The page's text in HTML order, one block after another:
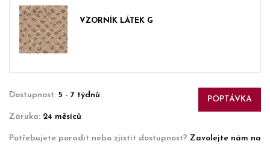
VZORNÍK LÁTEK G
POPTÁVKA
Dostupnost: 5 - 7 týdnů
Záruka: 24 měsíců
Potřebujete poradit nebo zjistit dostupnost? Zavolejte nám na